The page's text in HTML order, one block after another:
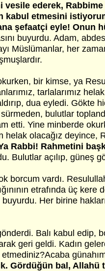
vesile ederek, Rabbime
kabul etmesini
şefaatçi eyle! Onun
buyurdu. Adam,
Müslümanlar, her
bir kimse, ya
tarlalarımız
dua eyledi. Gökte
bulutlar
etti. Yine minberde
olacağız deyince,
Rabbi! Rahmetini
Bulutlar açılıp, güneş
borcum vardı.
etrafında üç kere
buyurdu. Her birine
Balı kabul edip,
geri geldi. Kadın
Gördüğün bal, Allahü